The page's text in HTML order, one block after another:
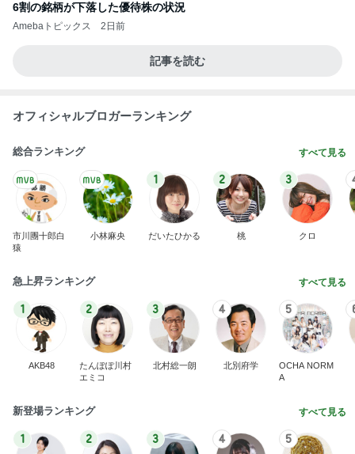
6割の銘柄が下落した優待株の状況
Amebaトピックス 2日前
記事を読む
オフィシャルブロガーランキング
総合ランキング すべて見る
市川團十郎白
猿
小林麻央
1
だいたひかる
2
桃
3
クロ
急上昇ランキング すべて見る
1
AKB48
2
たんぽぽ川村
エミコ
3
北村総一朗
4
北別府学
5
OCHA NORM
A
新登場ランキング すべて見る
1 2 3 4 5